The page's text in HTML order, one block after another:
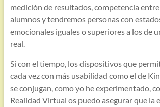
medición de resultados, competencia
alumnos y tendremos personas con
emocionales iguales o superiores a los de
real.
Si con el tiempo, los dispositivos que
cada vez con más usabilidad como el de
se conjugan, como yo he experimentado,
Realidad Virtual os puedo asegurar que la